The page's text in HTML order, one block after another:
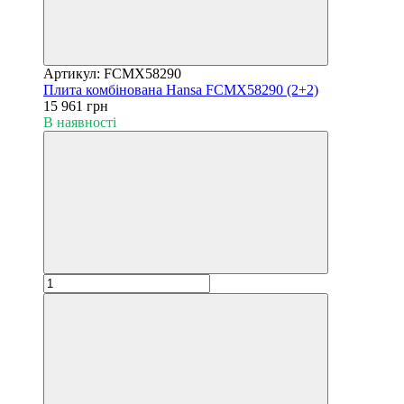
Артикул: FCMX58290
Плита комбінована Hansa FCMX58290 (2+2)
15 961 грн
В наявності